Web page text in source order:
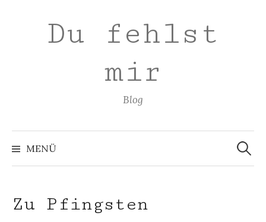
überspringenDu fehlst
mir
Blog
MENÜ
Suchen
nach:
Zu Pfingsten